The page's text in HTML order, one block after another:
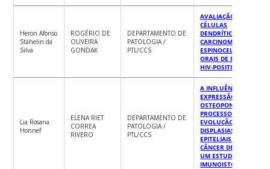
Heron Afonso
Stähelin da
Silva
ROGÉRIO DE
OLIVEIRA
GONDAK
DEPARTAMENTO DE
PATOLOGIA /
PTL/CCS
AVALIAÇÃO DAS
CÉLULAS
DENDRÍTICAS EM
CARCINOMAS
ESPINOCELULARES
ORAIS DE PACIENTES
HIV-POSITIVOS
Lia Rosana
Honnef
ELENA RIET
CORREA
RIVERO
DEPARTAMENTO DE
PATOLOGIA /
PTL/CCS
A INFLUÊNCIA DA
EXPRESSÃO DE
OSTEOPONTINA NO
PROCESSO DE
EVOLUÇÃO DAS
DISPLASIAS
EPITELIAIS PARA O
CÂNCER DE BOCA:
UM ESTUDO
IMUNOISTOQUÍMICO.